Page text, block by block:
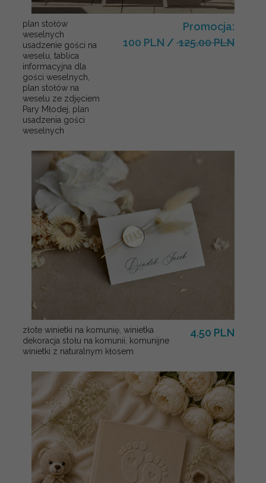
plan stołów
weselnych
usadzenie gości na
weselu, tablica
informacyjna dla
gości weselnych,
plan stołów na
weselu ze zdjęciem
Pary Młodej, plan
usadzenia gości
weselnych
Promocja:
100 PLN / 125.00 PLN
złote winietki na komunię, winietka
dekoracja stołu na komunii, komunijne
winietki z naturalnym kłosem
4.50 PLN